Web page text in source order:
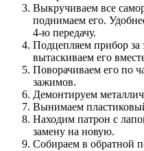
Выкручиваем все
поднимаем его.
4-ю передачу.
Подцепляем прибор за
вытаскиваем его
Поворачиваем его по
зажимов.
Демонтируем
Вынимаем
Находим патрон с
замену на новую.
Собираем в обратной